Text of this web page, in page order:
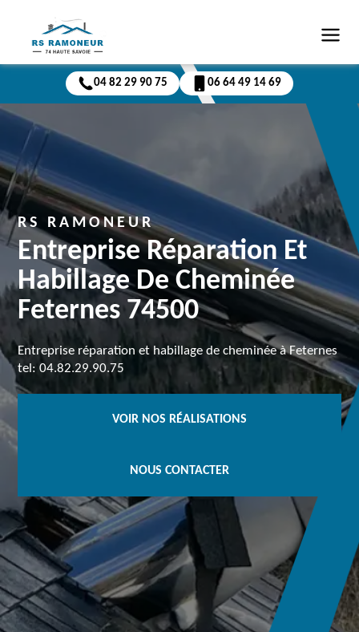
04 82 29 90 75 06 64 49 14 69
RS RAMONEUR
Entreprise Réparation Et
Habillage De Cheminée
Feternes 74500
Entreprise réparation et habillage de cheminée à Feternes
tel: 04.82.29.90.75
VOIR NOS RÉALISATIONS
NOUS CONTACTER